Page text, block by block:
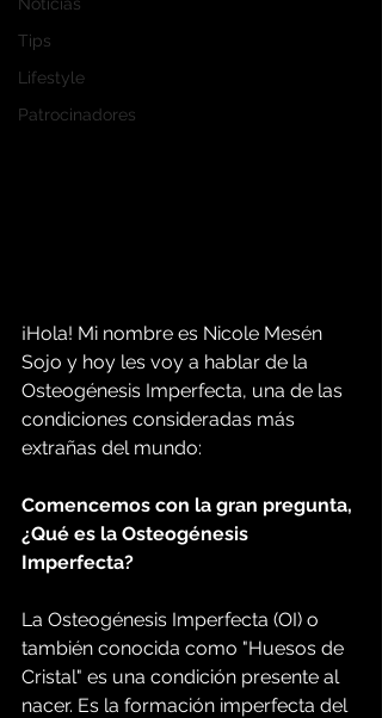
Tips
Lifestyle
Patrocinadores
¡Hola! Mi nombre es Nicole Mesén
Sojo y hoy les voy a hablar de la
Osteogénesis Imperfecta, una de las
condiciones consideradas más
extrañas del mundo:
Comencemos con la gran pregunta,
¿Qué es la Osteogénesis
Imperfecta?
La Osteogénesis Imperfecta (OI) o
también conocida como "Huesos de
Cristal" es una condición presente al
nacer. Es la formación imperfecta del